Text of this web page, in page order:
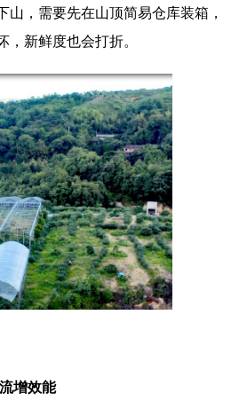
，需要先在山顶简易仓库装箱，
新鲜度也会打折。
增效能